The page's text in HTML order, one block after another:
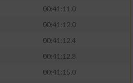
00:41:11.0
00:41:12.0
00:41:12.4
00:41:12.8
00:41:15.0